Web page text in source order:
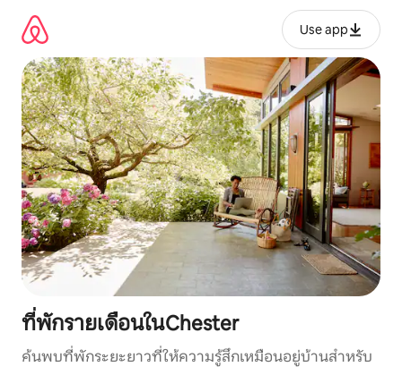
เนื้อหา
Use app
ที่พักรายเดือนในChester
ค้นพบที่พักระยะยาวที่ให้ความรู้สึกเหมือนอยู่บ้านสำหรับ